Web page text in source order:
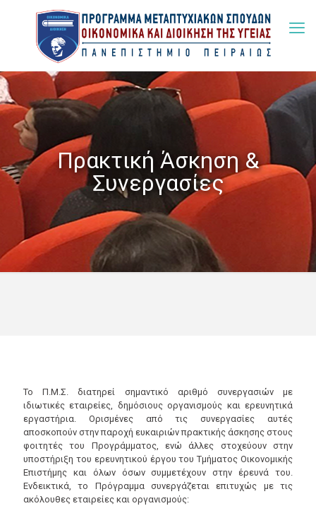
Πρακτική Άσκηση &
Συνεργασίες
Το Π.Μ.Σ. διατηρεί σημαντικό αριθμό συνεργασιών με
ιδιωτικές εταιρείες, δημόσιους οργανισμούς και ερευνητικά
εργαστήρια. Ορισμένες από τις συνεργασίες αυτές
αποσκοπούν στην παροχή ευκαιριών πρακτικής άσκησης στους
φοιτητές του Προγράμματος, ενώ άλλες στοχεύουν στην
υποστήριξη του ερευνητικού έργου του Τμήματος Οικονομικής
Επιστήμης και όλων όσων συμμετέχουν στην έρευνά του.
Ενδεικτικά, το Πρόγραμμα συνεργάζεται επιτυχώς με τις
ακόλουθες εταιρείες και οργανισμούς: